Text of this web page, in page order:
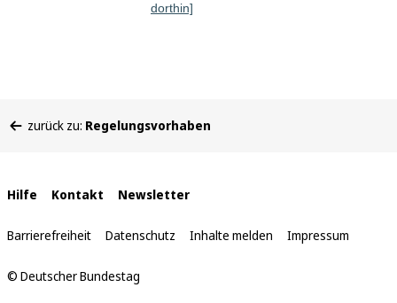
dorthin]
befinden
zurück zu: Regelungsvorhaben
Interne
Links
Hilfe Kontakt Newsletter
Barrierefreiheit Datenschutz Inhalte melden Impressum
© Deutscher Bundestag